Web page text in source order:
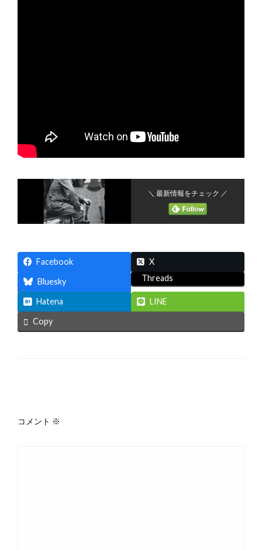
＼ 最新情報をチェック ／
Facebook
X
Bluesky
Threads
Hatena
LINE
Copy
コメント ※